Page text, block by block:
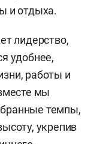
и отдыха.
лидерство,
удобнее,
работы и
мы
темпы,
укрепив